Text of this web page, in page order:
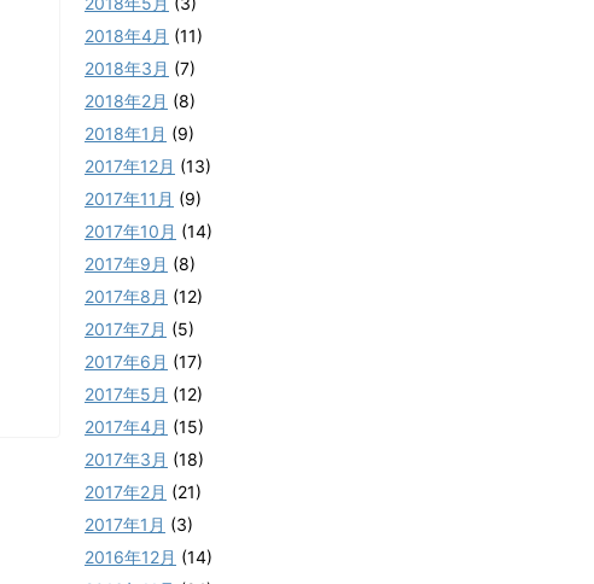
2018年4月 (11)
2018年3月 (7)
2018年2月 (8)
2018年1月 (9)
2017年12月 (13)
2017年11月 (9)
2017年10月 (14)
2017年9月 (8)
2017年8月 (12)
2017年7月 (5)
2017年6月 (17)
2017年5月 (12)
2017年4月 (15)
2017年3月 (18)
2017年2月 (21)
2017年1月 (3)
2016年12月 (14)